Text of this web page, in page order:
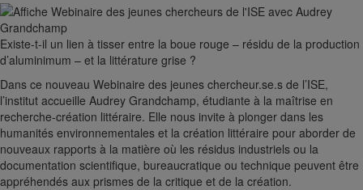
Existe-t-il un lien à tisser entre la boue rouge – résidu de la production
d’aluminimum – et la littérature grise ?
Dans ce nouveau Webinaire des jeunes chercheur.se.s de l’ISE,
l’institut accueille Audrey Grandchamp, étudiante à la maîtrise en
recherche-création littéraire. Elle nous invite à plonger dans les
humanités environnementales et la création littéraire pour aborder de
nouveaux rapports à la matière où les résidus industriels ou la
documentation scientifique, bureaucratique ou technique peuvent être
appréhendés aux prismes de la critique et de la création.